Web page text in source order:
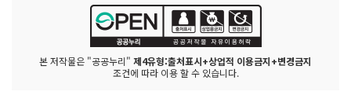
본 저작물은 "공공누리" 제4유형:출처표시+상업적 이용금지+변경금지
조건에 따라 이용 할 수 있습니다.